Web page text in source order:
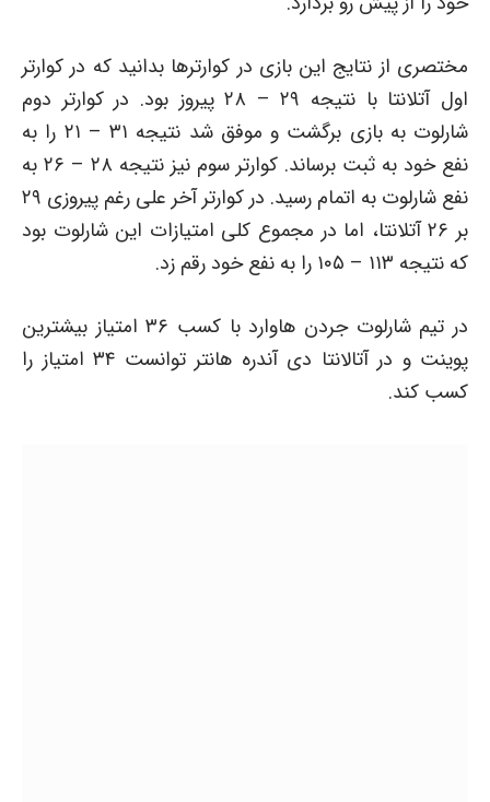
مختصری از نتایج این بازی در کوارترها بدانید که در کوارتر
اول آتلانتا با نتیجه ۲۹ – ۲۸ پیروز بود. در کوارتر دوم
شارلوت به بازی برگشت و موفق شد نتیجه ۳۱ – ۲۱ را به
نفع خود به ثبت برساند. کوارتر سوم نیز نتیجه ۲۸ – ۲۶ به
نفع شارلوت به اتمام رسید. در کوارتر آخر علی رغم پیروزی ۲۹
بر ۲۶ آتلانتا، اما در مجموع کلی امتیازات این شارلوت بود
که نتیجه ۱۱۳ – ۱۰۵ را به نفع خود رقم زد.
در تیم شارلوت جردن هاوارد با کسب ۳۶ امتیاز بیشترین
پوینت و در آتالانتا دی آندره هانتر توانست ۳۴ امتیاز را
کسب کند.